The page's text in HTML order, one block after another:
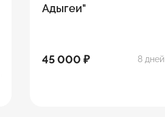
Адыгеи"
45 000 ₽ 8 дней